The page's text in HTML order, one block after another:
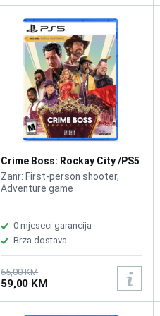
Crime Boss: Rockay City /PS5
Zanr: First-person shooter,
Adventure game
0 mjeseci garancija
Brza dostava
65,00 KM
59,00 KM